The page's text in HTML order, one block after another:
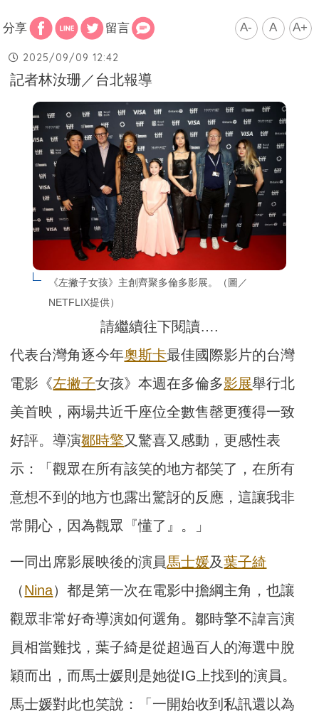
分享 留言 A- A A+
2025/09/09 12:42
記者林汝珊／台北報導
《左撇子女孩》主創齊聚多倫多影展。（圖／
NETFLIX提供）
請繼續往下閱讀….
代表台灣角逐今年奧斯卡最佳國際影片的台灣
電影《左撇子女孩》本週在多倫多影展舉行北
美首映，兩場共近千座位全數售罄更獲得一致
好評。導演鄒時擎又驚喜又感動，更感性表
示：「觀眾在所有該笑的地方都笑了，在所有
意想不到的地方也露出驚訝的反應，這讓我非
常開心，因為觀眾『懂了』。」
一同出席影展映後的演員馬士媛及葉子綺
（Nina）都是第一次在電影中擔綱主角，也讓
觀眾非常好奇導演如何選角。鄒時擎不諱言演
員相當難找，葉子綺是從超過百人的海選中脫
穎而出，而馬士媛則是她從IG上找到的演員。
馬士媛對此也笑說：「一開始收到私訊還以為